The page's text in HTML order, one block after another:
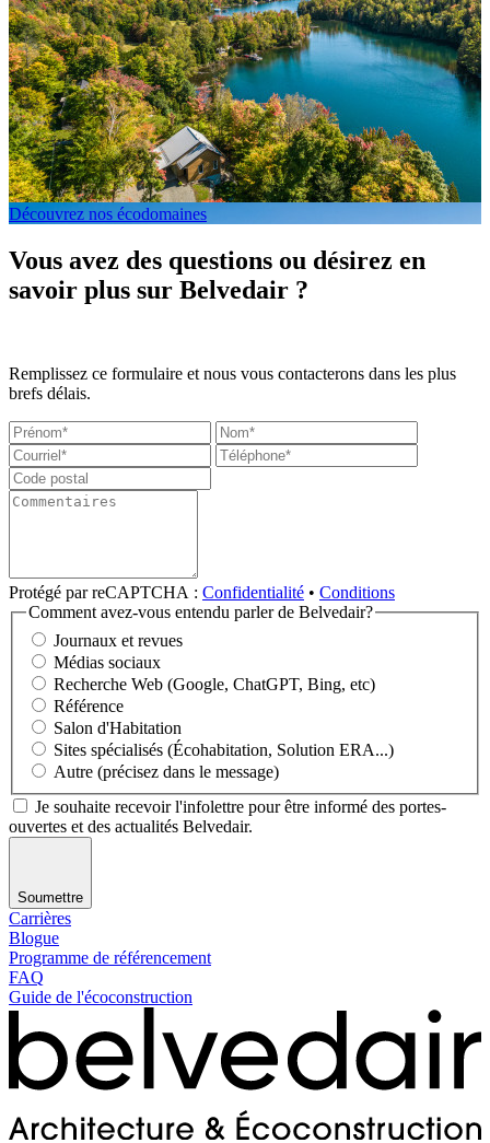
Découvrez nos écodomaines
Vous avez des questions ou désirez en
savoir plus sur Belvedair ?
Remplissez ce formulaire et nous vous contacterons dans les plus
brefs délais.
Protégé par reCAPTCHA : Confidentialité • Conditions
Comment avez-vous entendu parler de Belvedair?
Journaux et revues
Médias sociaux
Recherche Web (Google, ChatGPT, Bing, etc)
Référence
Salon d'Habitation
Sites spécialisés (Écohabitation, Solution ERA...)
Autre (précisez dans le message)
Je souhaite recevoir l'infolettre pour être informé des portes-
ouvertes et des actualités Belvedair.
Soumettre
Carrières
Blogue
Programme de référencement
FAQ
Guide de l'écoconstruction